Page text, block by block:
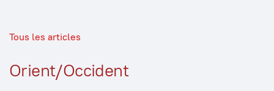
Tous les articles
Orient/Occident